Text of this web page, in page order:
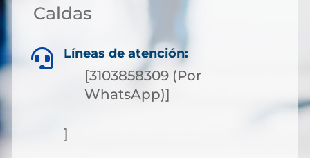
Caldas
 Líneas de atención:
[3103858309 (Por
WhatsApp)]
]